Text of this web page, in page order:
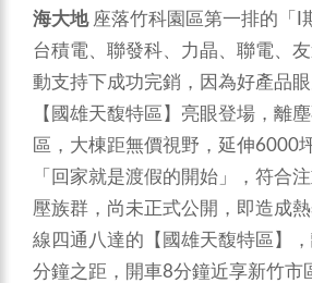
海大地 座落竹科園區第一排的「I
台積電、聯發科、力晶、聯電、
動支持下成功完銷，因為好產品
【國雄天馥特區】亮眼登場，離
區，大棟距無價視野，延伸6000
「回家就是渡假的開始」，符合
壓族群，尚未正式公開，即造成熱
線四通八達的【國雄天馥特區】
分鐘之距，開車8分鐘近享新竹市